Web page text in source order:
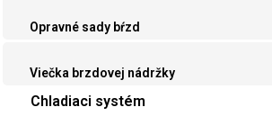
Opravné sady bŕzd
Viečka brzdovej nádržky
Chladiaci systém